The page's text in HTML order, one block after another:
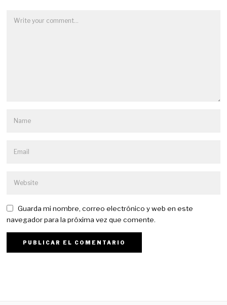
Guarda mi nombre, correo electrónico y web en este
navegador para la próxima vez que comente.